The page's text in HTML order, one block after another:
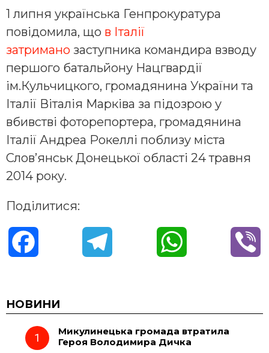
1 липня українська Генпрокуратура
повідомила, що в Італії
затримано заступника командира взводу
першого батальйону Нацгвардії
ім.Кульчицкого, громадянина України та
Італії Віталія Марківа за підозрою у
вбивстві фоторепортера, громадянина
Італії Андреа Рокеллі поблизу міста
Слов’янськ Донецької області 24 травня
2014 року.
Поділитися:
c
e e t
НОВИНИ
Микулинецька громада втратила
Героя Володимира Дичка